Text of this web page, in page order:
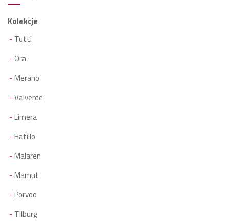
Kolekcje
Tutti
Ora
Merano
Valverde
Limera
Hatillo
Malaren
Mamut
Porvoo
Tilburg